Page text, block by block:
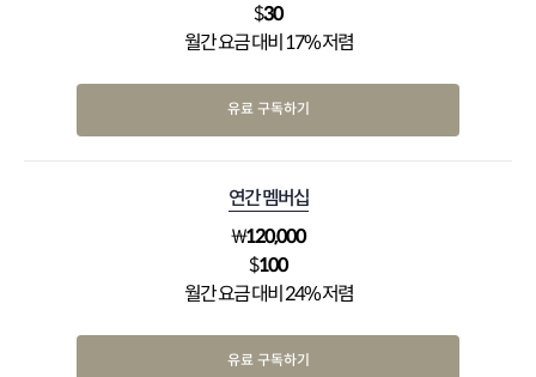
$30
월간 요금 대비 17% 저렴
유료 구독하기
연간 멤버십
₩120,000
$100
월간 요금 대비 24% 저렴
유료 구독하기